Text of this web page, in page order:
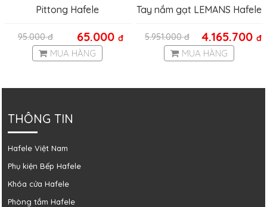
Pittong Hafele
65.000 đ
95.000đ
MUA HÀNG
Tay nắm gạt LEMANS Hafele
4.165.700đ
5.951.000đ
MUA HÀNG
THÔNG TIN
Hafele Việt Nam
Phụ kiện Bếp Hafele
Khóa cửa Hafele
Phòng tắm Hafele